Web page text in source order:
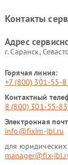
Контакты
Адрес
г. Саранск,
Горячая линия:
+7 (800) 301-55-
Контактный
8 (800) 301-55-83
Электронная
info@fixim-jbl.ru
для
manager@fix-